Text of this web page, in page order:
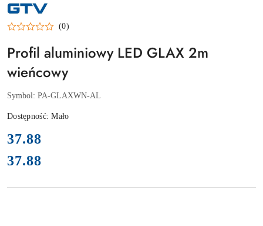
NAZWA
PRODUCENTA:
GTV
(0)
Profil aluminiowy LED GLAX 2m
wieńcowy
Symbol: PA-GLAXWN-AL
Dostępność:Mało
cena:
37.88
Cena:
37.88